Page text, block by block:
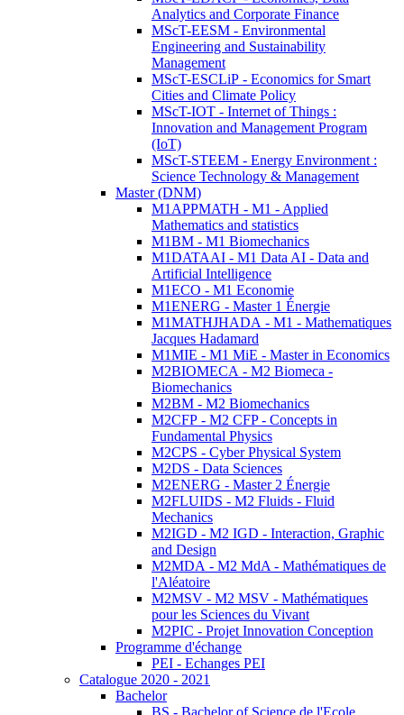
Analytics and Corporate Finance
MScT-EESM - Environmental
Engineering and Sustainability
Management
MScT-ESCLiP - Economics for Smart
Cities and Climate Policy
MScT-IOT - Internet of Things :
Innovation and Management Program
(IoT)
MScT-STEEM - Energy Environment :
Science Technology & Management
Master (DNM)
M1APPMATH - M1 - Applied
Mathematics and statistics
M1BM - M1 Biomechanics
M1DATAAI - M1 Data AI - Data and
Artificial Intelligence
M1ECO - M1 Economie
M1ENERG - Master 1 Énergie
M1MATHJHADA - M1 - Mathematiques
Jacques Hadamard
M1MIE - M1 MiE - Master in Economics
M2BIOMECA - M2 Biomeca -
Biomechanics
M2BM - M2 Biomechanics
M2CFP - M2 CFP - Concepts in
Fundamental Physics
M2CPS - Cyber Physical System
M2DS - Data Sciences
M2ENERG - Master 2 Énergie
M2FLUIDS - M2 Fluids - Fluid
Mechanics
M2IGD - M2 IGD - Interaction, Graphic
and Design
M2MDA - M2 MdA - Mathématiques de
l'Aléatoire
M2MSV - M2 MSV - Mathématiques
pour les Sciences du Vivant
M2PIC - Projet Innovation Conception
Programme d'échange
PEI - Echanges PEI
Catalogue 2020 - 2021
Bachelor
BS - Bachelor of Science de l'Ecole